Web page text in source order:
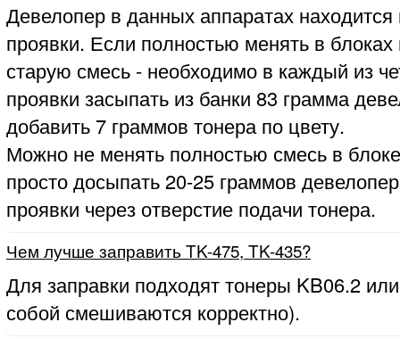
Девелопер в данных аппаратах находится
проявки. Если полностью менять в блоках
старую смесь - необходимо в каждый из
проявки засыпать из банки 83 грамма
добавить 7 граммов тонера по цвету.
Можно не менять полностью смесь в
просто досыпать 20-25 граммов
проявки через отверстие подачи тонера.
Чем лучше заправить TK-475, TK-435?
Для заправки подходят тонеры KB06.2
собой смешиваются корректно).